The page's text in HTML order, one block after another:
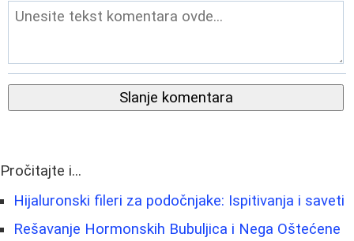
Slanje komentara
Pročitajte i...
Hijaluronski fileri za podočnjake: Ispitivanja i saveti
Rešavanje Hormonskih Bubuljica i Nega Oštećene